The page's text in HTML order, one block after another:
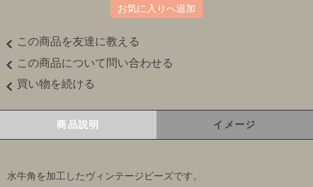
お気に入りへ追加
この商品を友達に教える
この商品について問い合わせる
買い物を続ける
商品説明 イメージ
水牛角を加工したヴィンテージビーズです。